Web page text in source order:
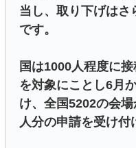
当し、取り下げはさ
です。
国は1000人程度に
を対象にことし6月
け、全国5202の会
人分の申請を受け付